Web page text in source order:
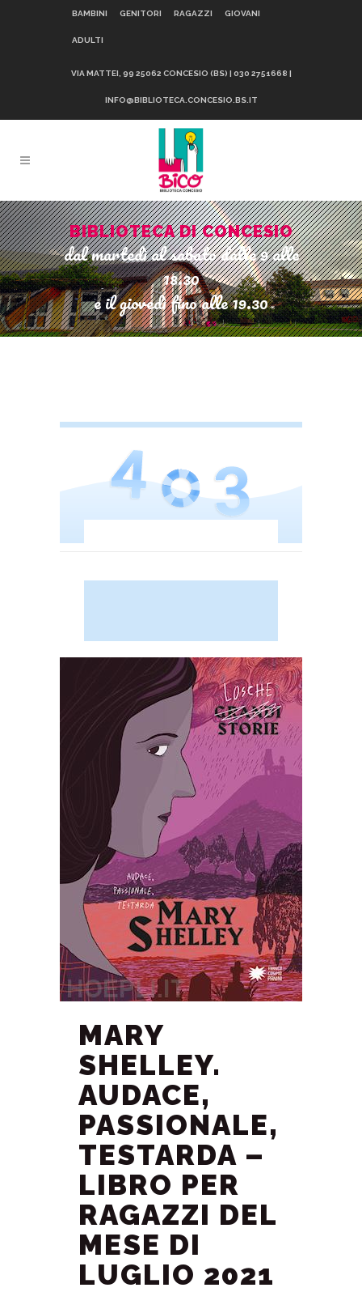
BAMBINI GENITORI RAGAZZI GIOVANI
ADULTI
VIA MATTEI, 99 25062 CONCESIO (BS) | 030 2751668 |
INFO@BIBLIOTECA.CONCESIO.BS.IT
BIBLIOTECA DI CONCESIO
dal martedì al sabato dalle 9 alle
18.30
e il giovedì fino alle 19.30
MARY
SHELLEY.
AUDACE,
PASSIONALE,
TESTARDA –
LIBRO PER
RAGAZZI DEL
MESE DI
LUGLIO 2021